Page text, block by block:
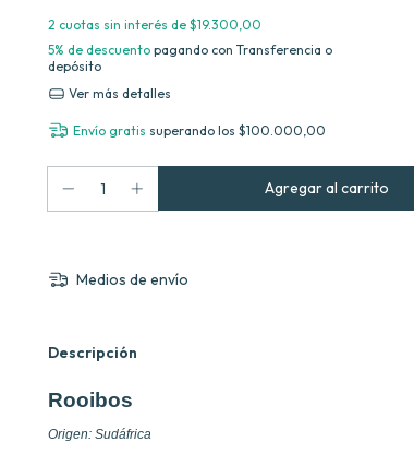
2 cuotas sin interés de $19.300,00
5% de descuento pagando con Transferencia o
depósito
Ver más detalles
Envío gratis superando los $100.000,00
Medios de envío
Descripción
Rooibos
Origen: Sudáfrica